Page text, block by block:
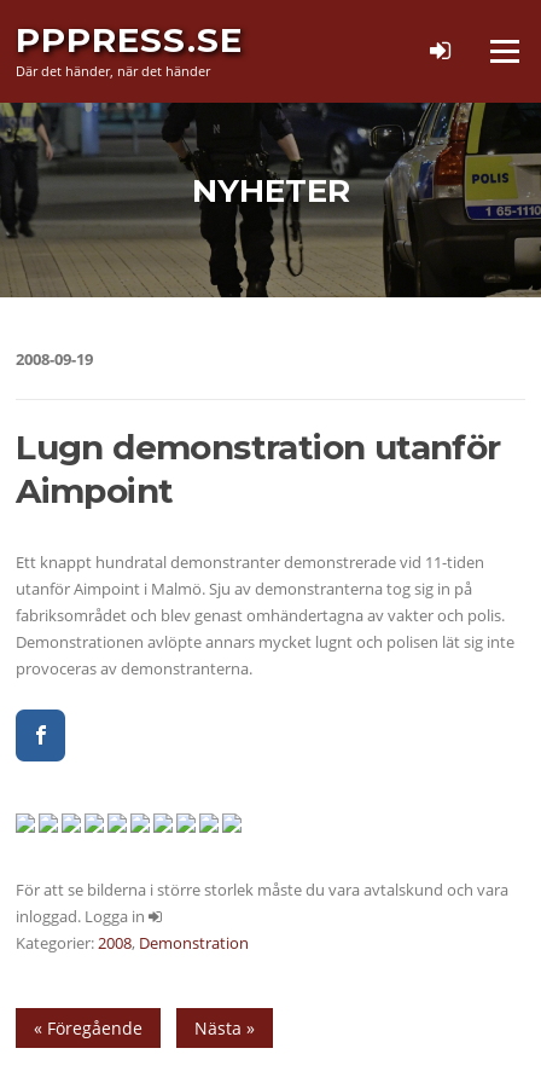
innehåll
PPPRESS.SE
Där det händer, när det händer
Meny
NYHETER
2008-09-19
Lugn demonstration utanför
Aimpoint
Ett knappt hundratal demonstranter demonstrerade vid 11-tiden
utanför Aimpoint i Malmö. Sju av demonstranterna tog sig in på
fabriksområdet och blev genast omhändertagna av vakter och polis.
Demonstrationen avlöpte annars mycket lugnt och polisen lät sig inte
provoceras av demonstranterna.
För att se bilderna i större storlek måste du vara avtalskund och vara
inloggad. Logga in
Kategorier:2008, Demonstration
« Föregående Nästa »